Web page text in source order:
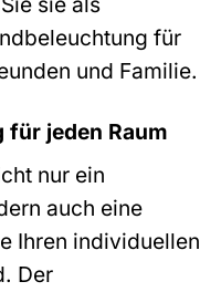
für
und Familie.
für jeden Raum
nur ein
auch eine
Ihren individuellen
Der